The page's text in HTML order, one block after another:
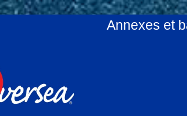
Annexes et